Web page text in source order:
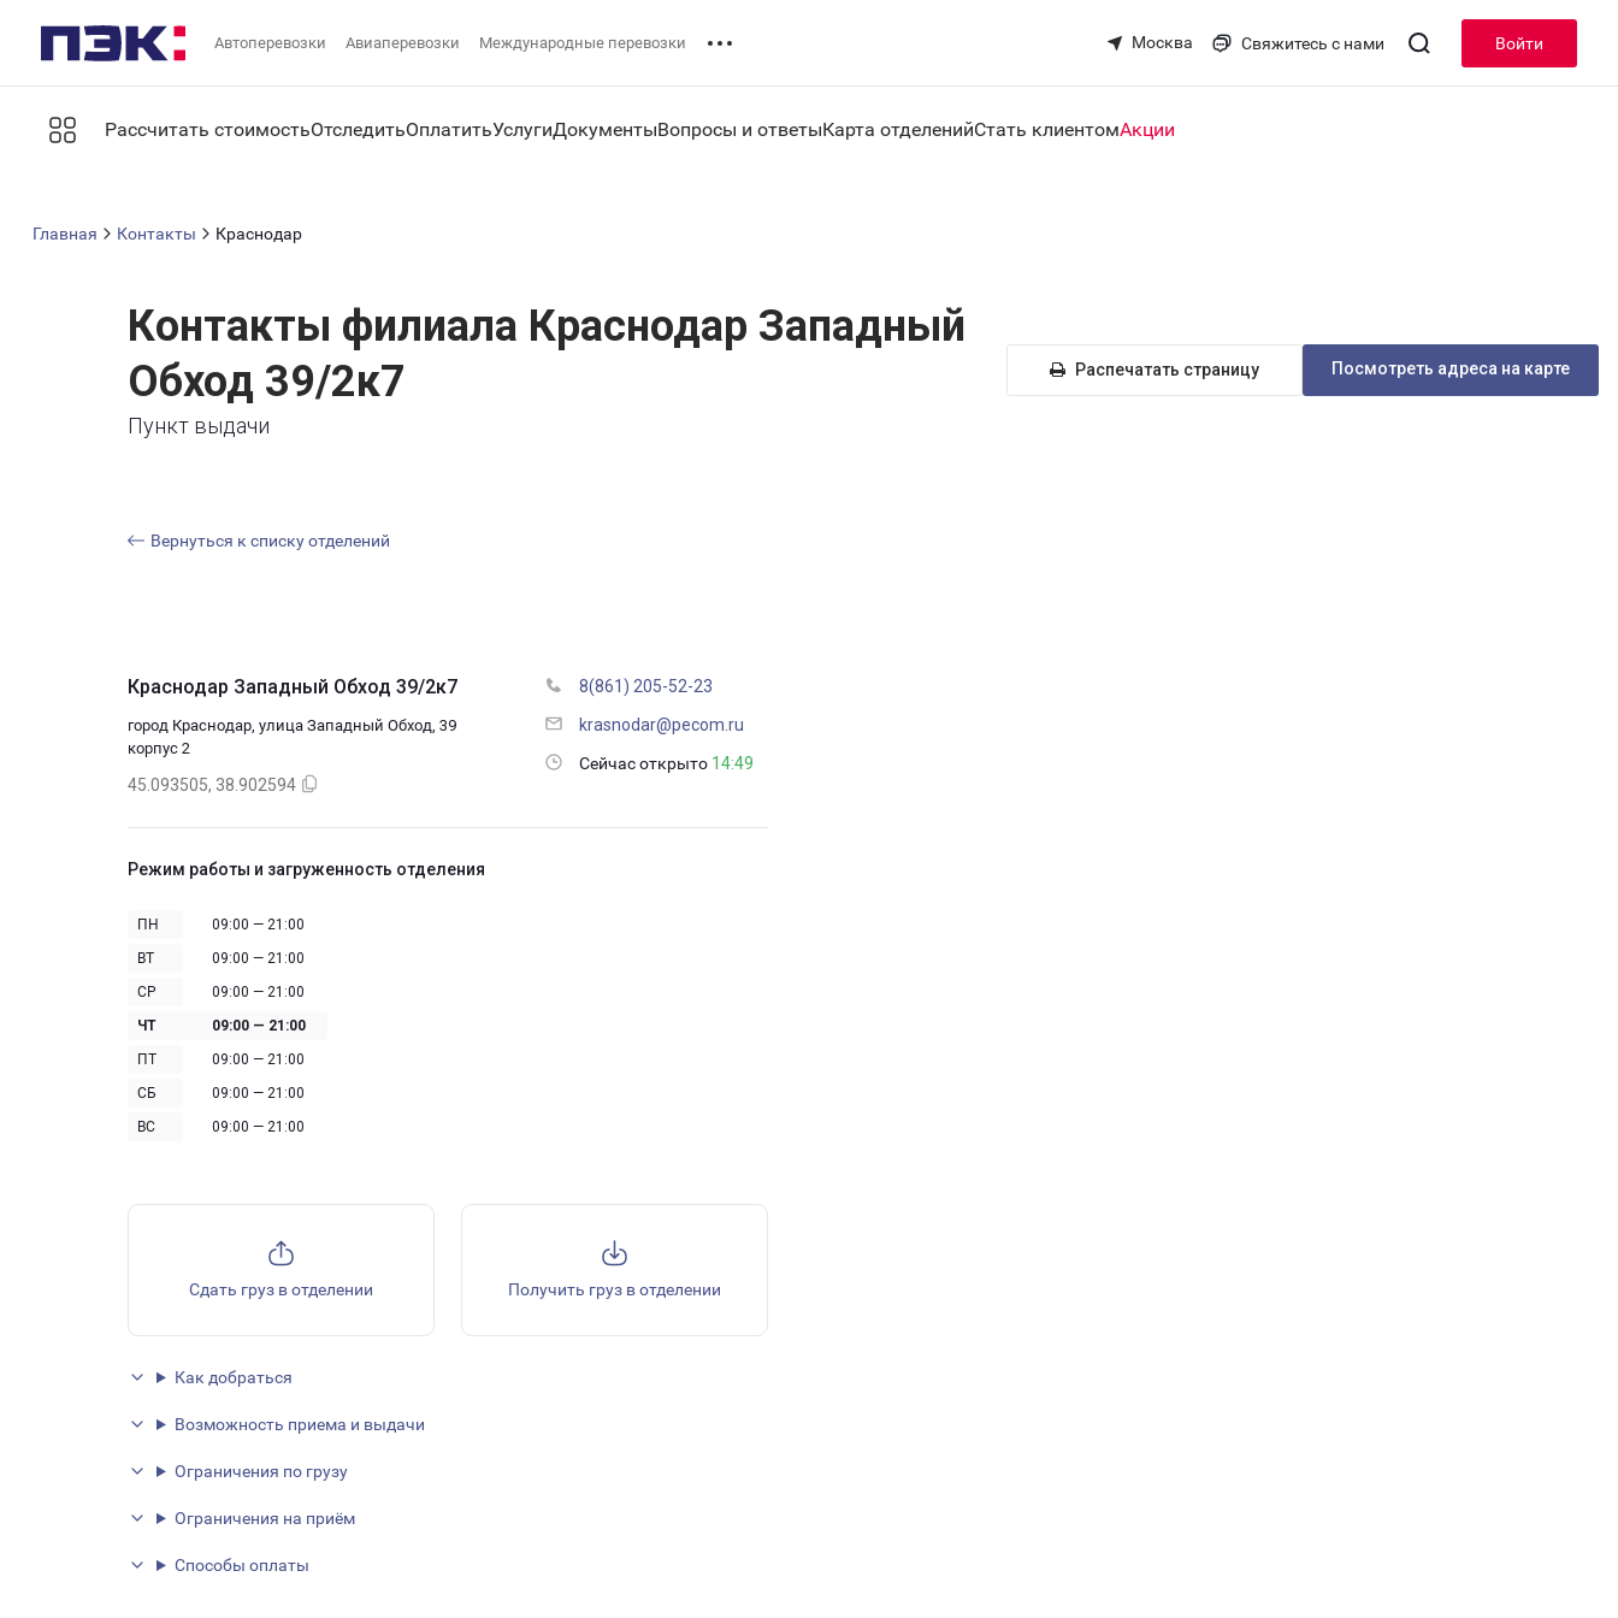
Автоперевозки Авиаперевозки Международные перевозки Москва Свяжитесь с нами Войти
Рассчитать стоимостьОтследитьОплатитьУслугиДокументыВопросы и ответыКарта отделенийСтать клиентомАкции
Главная Контакты Краснодар
Контакты филиала Краснодар Западный
Обход 39/2к7
Пункт выдачи
Распечатать страницу Посмотреть адреса на карте
Вернуться к списку отделений
Краснодар Западный Обход 39/2к7
город Краснодар, улица Западный Обход, 39
корпус 2
45.093505, 38.902594
8(861) 205-52-23
krasnodar@pecom.ru
Сейчас открыто 14:49
Режим работы и загруженность отделения
ПН
09:00 — 21:00
ВТ
09:00 — 21:00
СР
09:00 — 21:00
ЧТ
09:00 — 21:00
ПТ
09:00 — 21:00
СБ
09:00 — 21:00
ВС
09:00 — 21:00
Сдать груз в отделении Получить груз в отделении
Как добраться
Возможность приема и выдачи
Ограничения по грузу
Ограничения на приём
Способы оплаты